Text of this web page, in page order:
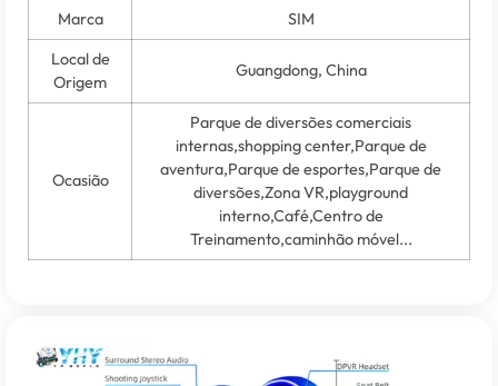
Marca
SIM
Local de
Origem
Guangdong, China
Ocasião
Parque de diversões comerciais
internas,shopping center,Parque de
aventura,Parque de esportes,Parque de
diversões,Zona VR,playground
interno,Café,Centro de
Treinamento,caminhão móvel...